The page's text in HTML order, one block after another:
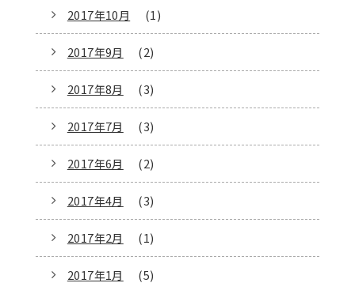
2017年10月 (1)
2017年9月 (2)
2017年8月 (3)
2017年7月 (3)
2017年6月 (2)
2017年4月 (3)
2017年2月 (1)
2017年1月 (5)